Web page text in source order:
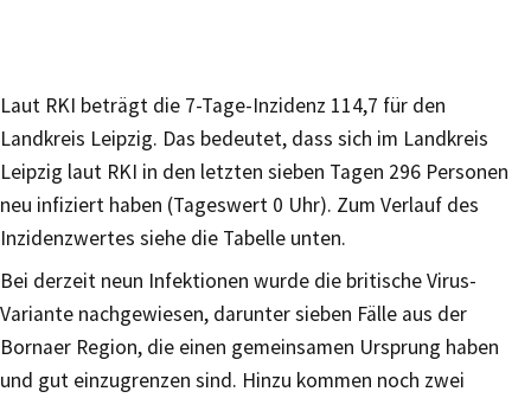
Laut RKI beträgt die 7-Tage-Inzidenz 114,7 für den
Landkreis Leipzig. Das bedeutet, dass sich im Landkreis
Leipzig laut RKI in den letzten sieben Tagen 296 Personen
neu infiziert haben (Tageswert 0 Uhr). Zum Verlauf des
Inzidenzwertes siehe die Tabelle unten.
Bei derzeit neun Infektionen wurde die britische Virus-
Variante nachgewiesen, darunter sieben Fälle aus der
Bornaer Region, die einen gemeinsamen Ursprung haben
und gut einzugrenzen sind. Hinzu kommen noch zwei